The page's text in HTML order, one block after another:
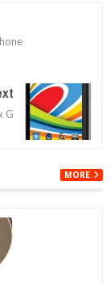
G
MORE